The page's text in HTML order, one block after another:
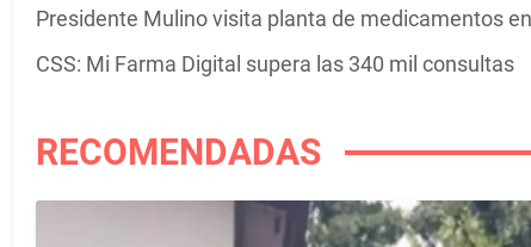
Presidente Mulino visita planta de medicamentos
CSS: Mi Farma Digital supera las 340 mil consultas
RECOMENDADAS